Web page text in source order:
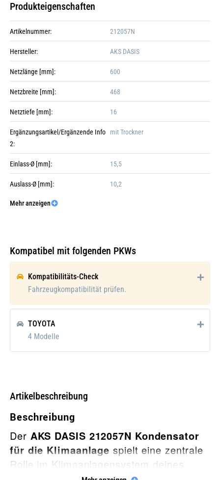
Produkteigenschaften
Artikelnummer: 212057N
Hersteller: AKS DASIS
Netzlänge [mm]: 600
Netzbreite [mm]: 468
Netztiefe [mm]: 16
Ergänzungsartikel/Ergänzende Info
2:
mit Trockner
Einlass-Ø [mm]: 15,5
Auslass-Ø [mm]: 10,2
Kühlerausführung:
Verpackungshöhe [cm]:
Gewicht [kg]: 2,46
für OE-Nummer: 8845005170
Links-/Rechtslenker:
Mehr anzeigen
Kompatibel mit folgenden PKWs
Kompatibilitäts-Check
Fahrzeugkompatibilität prüfen.
TOYOTA
4 Modelle
Artikelbeschreibung
Beschreibung
Der AKS DASIS 212057N Kondensator
für die Klimaanlage spielt eine zentrale
Rolle im Klimaanlagensystem deines